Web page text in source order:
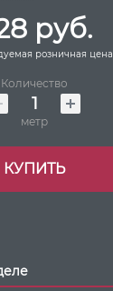
руб.
розничная цена
Количество
метр
КУПИТЬ